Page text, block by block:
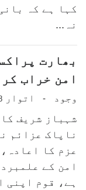
کہا ہے کہ
نہ...
بھارت
امن خراب
وجود - اتوار
شہباز شریف
ناپاک عزائم
عزم کا
امن کے
ہے، قوم اپنی